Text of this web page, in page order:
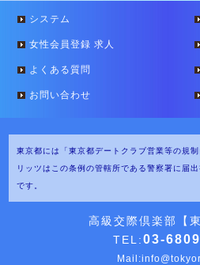
システム
女性会員登録 求人
よくある質問
お問い合わせ
東京都には「東京都デートクラブ営業等の規
リッツはこの条例の管轄所である警察署に届
です。
高級交際倶楽部【
TEL:03-
Mail: